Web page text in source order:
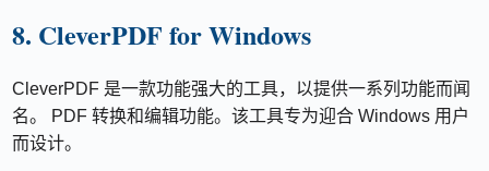
8. CleverPDF for Windows
CleverPDF 是一款功能强大的工具，以提供一系列功能而闻
名。 PDF 转换和编辑功能。该工具专为迎合 Windows 用户
而设计。